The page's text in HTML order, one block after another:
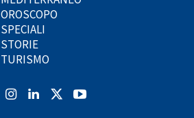
OROSCOPO
SPECIALI
STORIE
TURISMO